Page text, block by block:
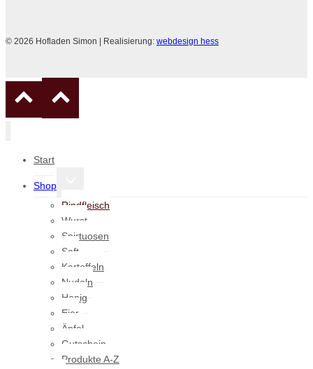
© 2026 Hofladen Simon | Realisierung: webdesign hess
Start
Shop
Rindfleisch
Wurst
Spirtuosen
Saft
Kartoffeln
Nudeln
Honig
Eier
Äpfel
Gutschein
Produkte A-Z